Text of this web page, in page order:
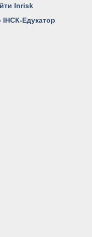
Inrisk
ІНСК-Едукатор